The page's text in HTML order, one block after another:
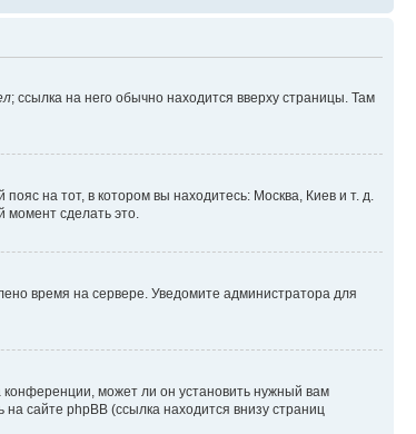
; ссылка на него обычно находится вверху страницы. Там
на тот, в котором вы находитесь: Москва, Киев и т. д.
момент сделать это.
время на сервере. Уведомите администратора для
может ли он установить нужный вам
сайте phpBB (ссылка находится внизу страниц